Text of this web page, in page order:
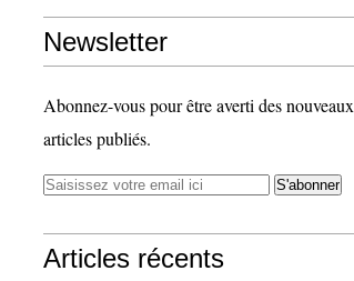
Newsletter
Abonnez-vous pour être averti des nouveaux
articles publiés.
Articles récents